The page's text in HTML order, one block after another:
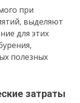
при
выделяют
для этих
полезных
затраты